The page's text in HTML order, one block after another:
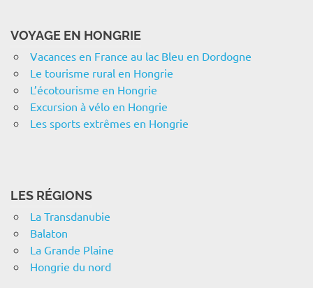
VOYAGE EN HONGRIE
Vacances en France au lac Bleu en Dordogne
Le tourisme rural en Hongrie
L’écotourisme en Hongrie
Excursion à vélo en Hongrie
Les sports extrêmes en Hongrie
LES RÉGIONS
La Transdanubie
Balaton
La Grande Plaine
Hongrie du nord